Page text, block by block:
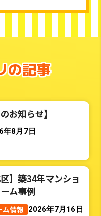
の記事
お知らせ】
年8月7日
区】築34年マンショ
ム事例
ム情報 2026年7月16日